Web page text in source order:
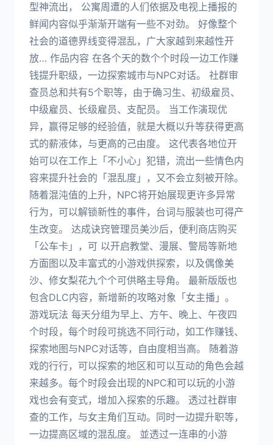
型神流出， 公寓周遭的人们依据及电视上播报的
鲜闻内容似乎渐渐开端有一些不对劲。 好像整个
社会的道德界线变得混乱，广大家越到来越性开
放… 作品内容 在各个天的数个个时段一边工作赚
钱提升职级，一边探索城市与NPC对话。 社群审
查员总和共有5个职等，由于确习生、初级雇员、
中级雇员、长级雇员、支配员。 当工作演现优
异，赢得足够的经验值，就是大概以升等获得更高
式的薪液体，与更高的己由度。 这代表各地位开
始可以在工作上「不小心」犯错，流出一些情色内
容来提升社会的「混乱度」，又不会立刻被开除。
随着混沌值的上升，NPC将开始展现更许多异常
行为，可以解锁新性的事件，台词与服装也可得产
生改变。 达成诀窍管理员美沙后，便利商店购买
「公车卡」，可 以开启教堂、漫展、警局等新地
方面图以及丰富式的小游戏供探索，以及偶像美
沙、修女梨花九个个可供略主导角。 最新版版也
包含DLC内容，新增新的攻略对象「女主播」。
游戏玩法 每天分组为早上、方午、晚上、午夜四
个时段，每个时段可挑选不同行动，如工作赚钱、
探索地图与NPC对话等，自由度相当高。 随着游
戏的行行，可以探索的地区和可以互动的角色会越
来越多。每个时段会出现的NPC和可以玩的小游
戏也会有变式，增加入探索的乐趣。 透过社群审
查的工作，与女主角们互动。同时一边提升职等，
一边提高区域的混乱度。 並透过一连串的小游